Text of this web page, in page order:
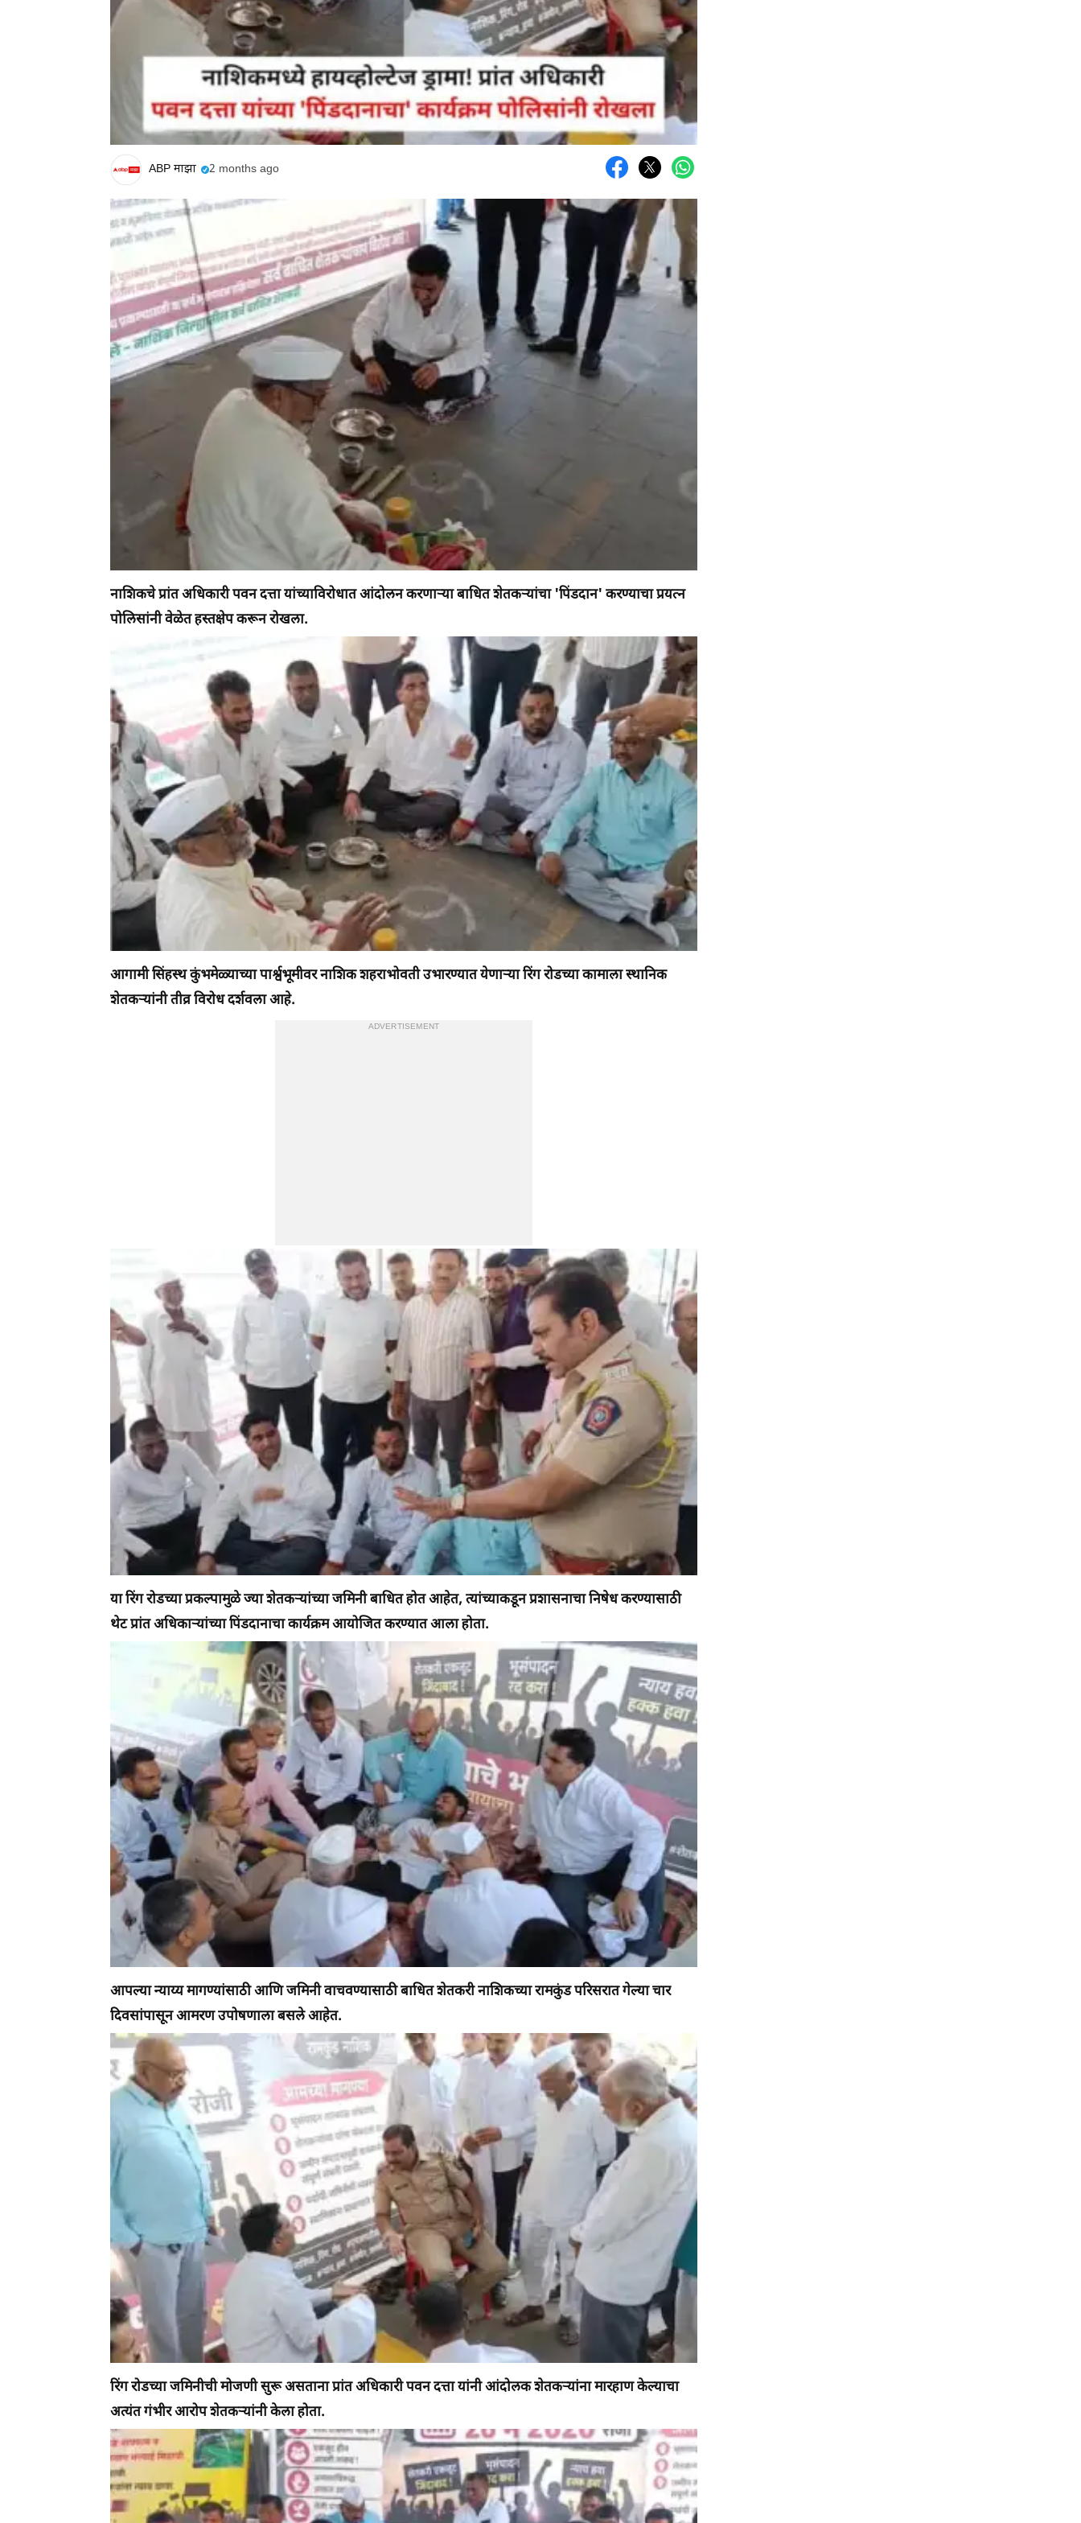
ABP माझा 2 months ago
नाशिकचे प्रांत अधिकारी पवन दत्ता यांच्याविरोधात आंदोलन करणाऱ्या बाधित शेतकऱ्यांचा 'पिंडदान' करण्याचा प्रयत्न
पोलिसांनी वेळेत हस्तक्षेप करून रोखला.
आगामी सिंहस्थ कुंभमेळ्याच्या पार्श्वभूमीवर नाशिक शहराभोवती उभारण्यात येणाऱ्या रिंग रोडच्या कामाला स्थानिक
शेतकऱ्यांनी तीव्र विरोध दर्शवला आहे.
ADVERTISEMENT
या रिंग रोडच्या प्रकल्पामुळे ज्या शेतकऱ्यांच्या जमिनी बाधित होत आहेत, त्यांच्याकडून प्रशासनाचा निषेध करण्यासाठी
थेट प्रांत अधिकाऱ्यांच्या पिंडदानाचा कार्यक्रम आयोजित करण्यात आला होता.
आपल्या न्याय्य मागण्यांसाठी आणि जमिनी वाचवण्यासाठी बाधित शेतकरी नाशिकच्या रामकुंड परिसरात गेल्या चार
दिवसांपासून आमरण उपोषणाला बसले आहेत.
रिंग रोडच्या जमिनीची मोजणी सुरू असताना प्रांत अधिकारी पवन दत्ता यांनी आंदोलक शेतकऱ्यांना मारहाण केल्याचा
अत्यंत गंभीर आरोप शेतकऱ्यांनी केला होता.